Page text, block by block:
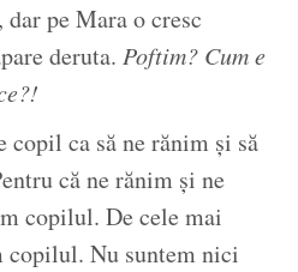
pe Mara o cresc
deruta. Poftim? Cum e
copil ca să ne rănim și să
că ne rănim și ne
copilul. De cele mai
Nu suntem nici